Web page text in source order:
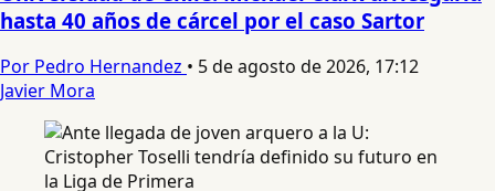
hasta 40 años de cárcel por el caso Sartor
Por Pedro Hernandez • 5 de agosto de 2026, 17:12
Javier Mora